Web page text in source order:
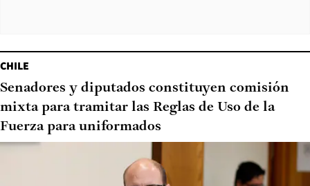
CHILE
Senadores y diputados constituyen comisión
mixta para tramitar las Reglas de Uso de la
Fuerza para uniformados